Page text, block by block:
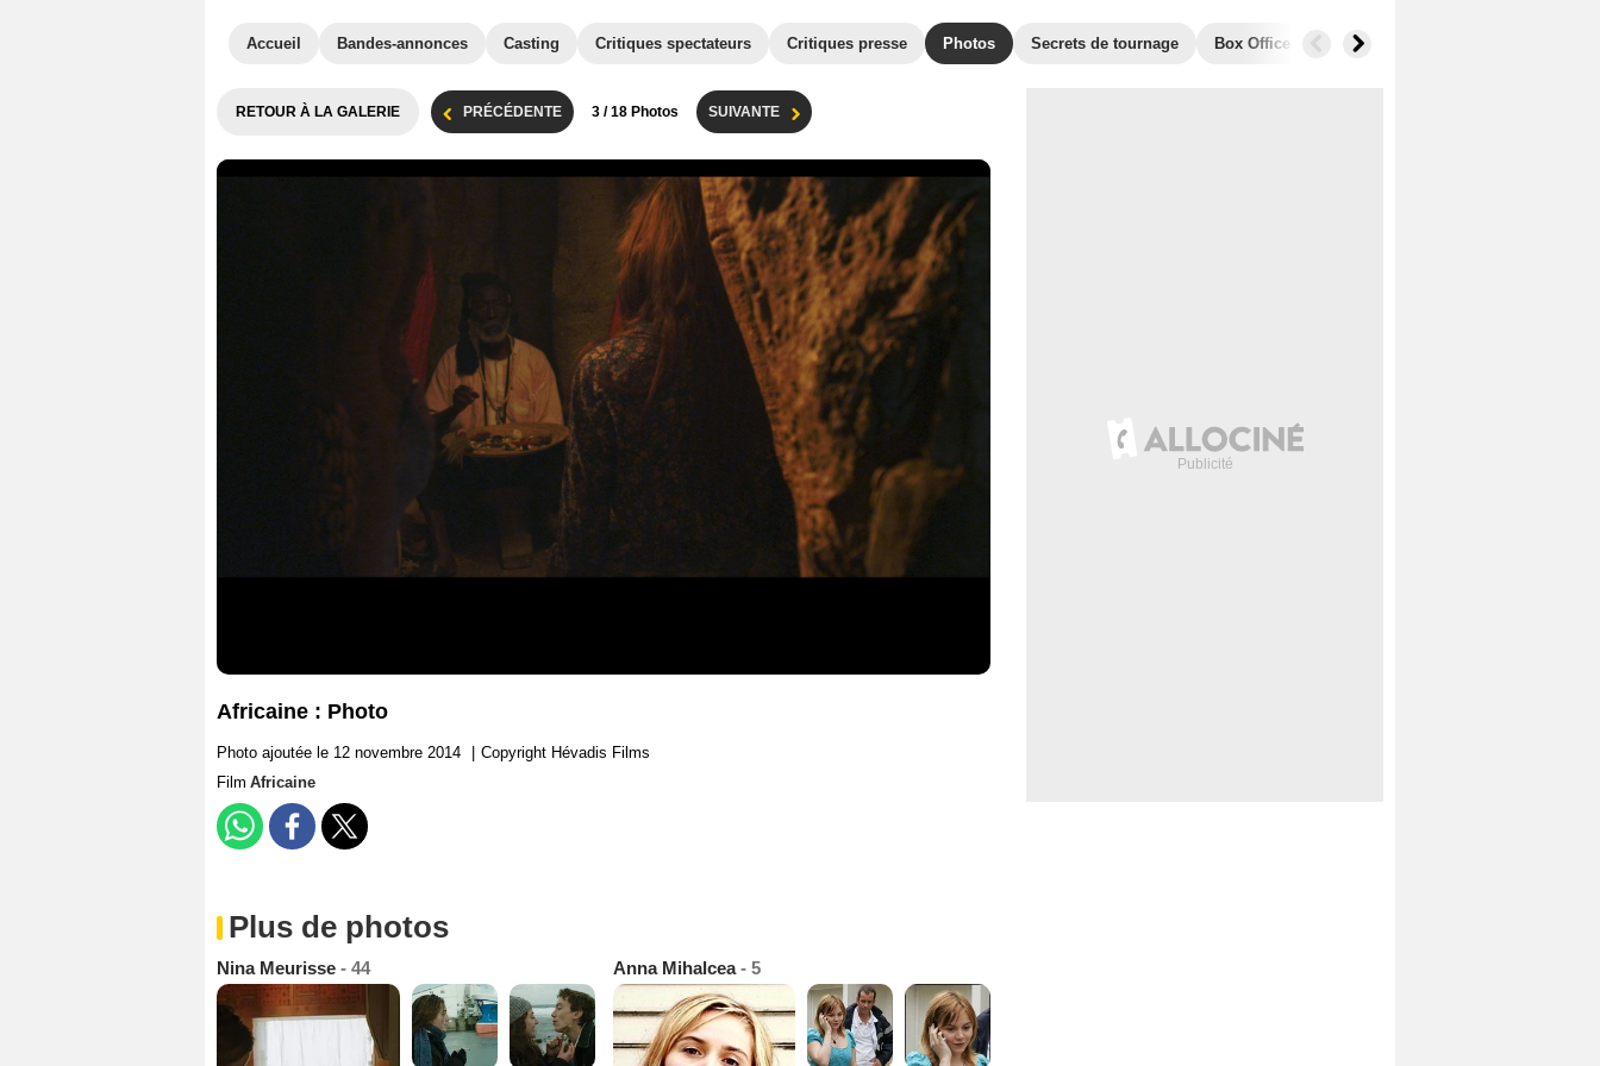
Accueil Bandes-annonces Casting Critiques spectateurs Critiques presse Photos Secrets de tournage Box Office Films similaires
RETOUR À LA GALERIE PRÉCÉDENTE 3 / 18 Photos SUIVANTE
Africaine : Photo
Photo ajoutée le 12 novembre 2014
Copyright Hévadis Films
Film Africaine
Plus de photos
Nina Meurisse - 44 Anna Mihalcea- 5